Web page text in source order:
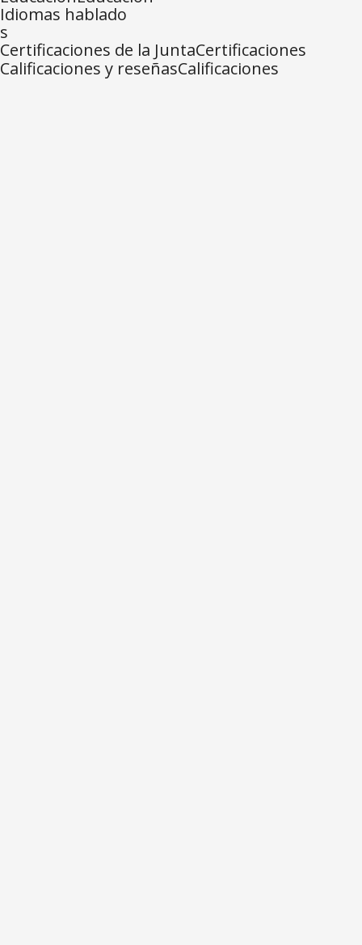
Idiomas hablado
s
Certificaciones de la JuntaCertificaciones
Calificaciones y reseñasCalificaciones